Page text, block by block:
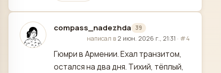
compass_nadezhda 39
отредактировано
написал в 2 июн. 2026 г., 21:31 · #4
Гюмри в Армении. Ехал транзитом,
остался на два дня. Тихий, тёплый,